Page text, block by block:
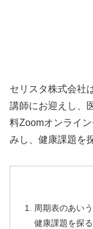
セリスタ株式会社
講師にお迎えし、
料Zoomオンライ
みし、健康課題を
周期表のあい
健康課題を探